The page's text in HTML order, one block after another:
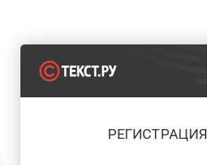
РЕГИСТРАЦИЯ